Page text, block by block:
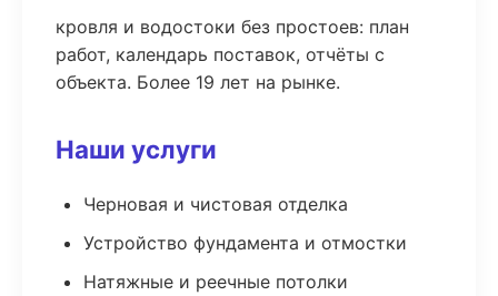
кровля и водостоки без простоев: план
работ, календарь поставок, отчёты с
объекта. Более 19 лет на рынке.
Наши услуги
Черновая и чистовая отделка
Устройство фундамента и отмостки
Натяжные и реечные потолки